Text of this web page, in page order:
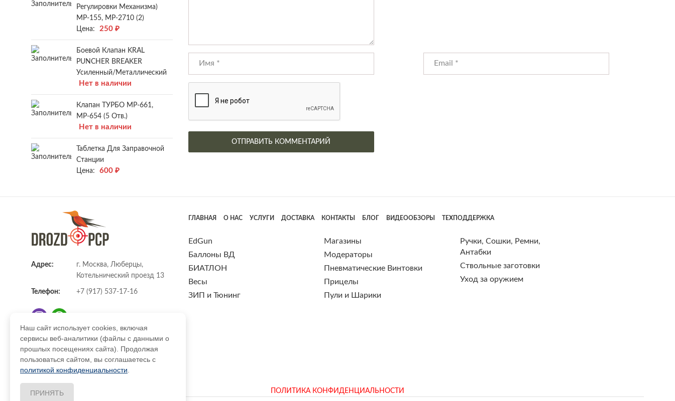
Регулировки Механизма)
МР-155, МР-2710 (2)
Цена:
250 ₽
Боевой Клапан KRAL
PUNCHER BREAKER
Усиленный/металлический
Нет в наличии
Клапан ТУРБО МР-661,
МР-654 (5 Отв.)
Нет в наличии
Таблетка Для Заправочной
Станции
Цена:
600 ₽
Адрес:
г. Москва, Люберцы,
Котельнический проезд 13
Телефон: +7 (917) 537-17-16
E-mail: info@DrozdPcp.ru
ГЛАВНАЯ О НАС УСЛУГИ ДОСТАВКА КОНТАКТЫ БЛОГ ВИДЕООБЗОРЫ ТЕХПОДДЕРЖКА
EdGun
Баллоны ВД
БИАТЛОН
Весы
ЗИП и Тюнинг
Магазины
Модераторы
Пневматические Винтовки
Прицелы
Пули и Шарики
Ручки, Сошки, Ремни,
Антабки
Ствольные заготовки
Уход за оружием
ПОЛИТИКА КОНФИДЕНЦИАЛЬНОСТИ
Наш сайт использует cookies, включая
сервисы веб-аналитики (файлы с данными о
прошлых посещениях сайта). Продолжая
пользоваться сайтом, вы соглашаетесь с
политикой конфиденциальности
ПРИНЯТЬ